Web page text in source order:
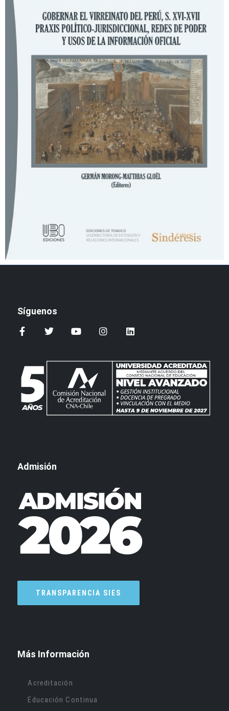
Más Información
Acreditación
Educación Continua
Admisión
TRANSPARENCIA SIES
Síguenos